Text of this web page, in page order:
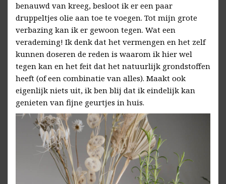
benauwd van kreeg, besloot ik er een paar
druppeltjes olie aan toe te voegen. Tot mijn grote
verbazing kan ik er gewoon tegen. Wat een
verademing! Ik denk dat het vermengen en het zelf
kunnen doseren de reden is waarom ik hier wel
tegen kan en het feit dat het natuurlijk grondstoffen
heeft (of een combinatie van alles). Maakt ook
eigenlijk niets uit, ik ben blij dat ik eindelijk kan
genieten van fijne geurtjes in huis.